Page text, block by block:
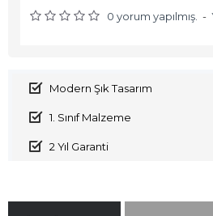
0 yorum yapılmış. -
Modern Şık Tasarım
1. Sınıf Malzeme
2 Yıl Garanti